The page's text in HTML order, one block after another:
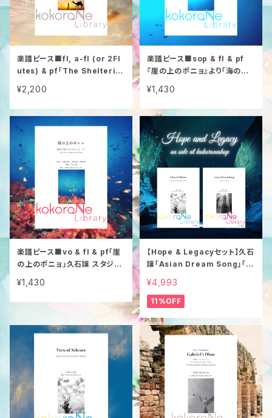
楽譜ピース■fl, a-fl (or 2Fl
utes) & pf「The Shelterin
¥2,200
楽譜ピース■sop & fl & pf
『崖の上のポニョ』より「海のお
¥1,430
楽譜ピース■vo & fl & pf「崖
の上のポニョ」久石譲 スタジオ
¥1,430
【Hope & Legacyセット】久石
譲「Asian Dream Song」「Vi
¥4,993
11%OFF